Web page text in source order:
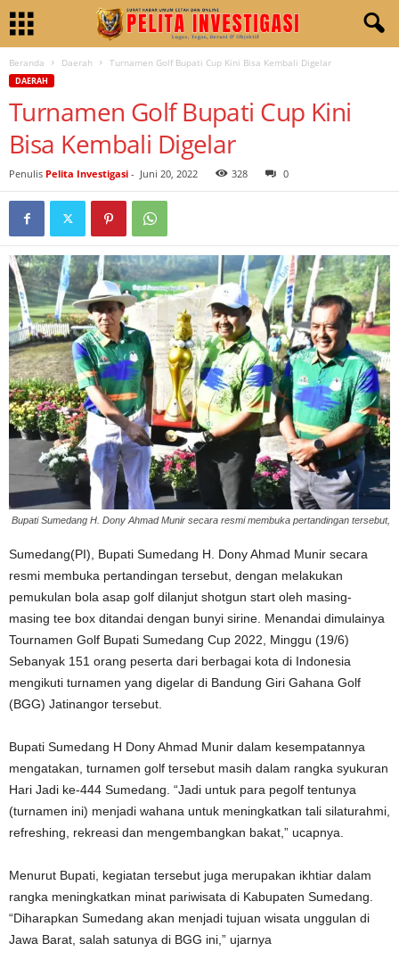
Beranda Daerah Turnamen Golf Bupati Cup Kini Bisa Kembali Digelar
DAERAH
Turnamen Golf Bupati Cup Kini
Bisa Kembali Digelar
Penulis Pelita Investigasi - Juni 20, 2022 328 0
Bupati Sumedang H. Dony Ahmad Munir secara resmi membuka pertandingan tersebut,
Sumedang(PI), Bupati Sumedang H. Dony Ahmad Munir secara
resmi membuka pertandingan tersebut, dengan melakukan
pemukulan bola asap golf dilanjut shotgun start oleh masing-
masing tee box ditandai dengan bunyi sirine. Menandai dimulainya
Tournamen Golf Bupati Sumedang Cup 2022, Minggu (19/6)
Sebanyak 151 orang peserta dari berbagai kota di Indonesia
mengikuti turnamen yang digelar di Bandung Giri Gahana Golf
(BGG) Jatinangor tersebut.
Bupati Sumedang H Dony Ahmad Munir dalam kesempatannya
mengatakan, turnamen golf tersebut masih dalam rangka syukuran
Hari Jadi ke-444 Sumedang. “Jadi untuk para pegolf tentunya
(turnamen ini) menjadi wahana untuk meningkatkan tali silaturahmi,
refreshing, rekreasi dan mengembangkan bakat,” ucapnya.
Menurut Bupati, kegiatan tersebut juga merupakan ikhtiar dalam
rangka meningkatkan minat pariwisata di Kabupaten Sumedang.
“Diharapkan Sumedang akan menjadi tujuan wisata unggulan di
Jawa Barat, salah satunya di BGG ini,” ujarnya